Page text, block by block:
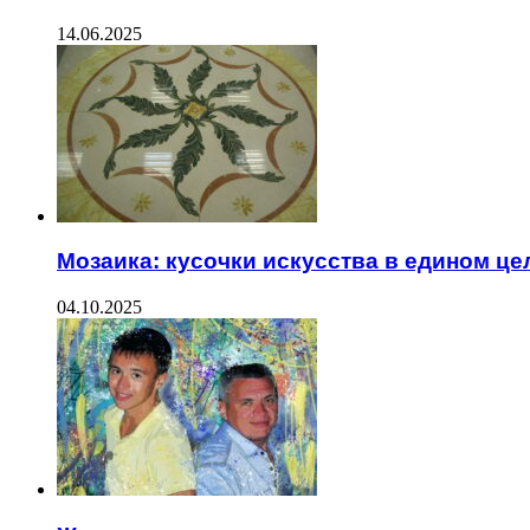
14.06.2025
Мозаика: кусочки искусства в едином
04.10.2025